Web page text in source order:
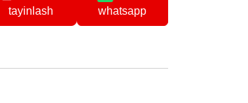
tayinlash
whatsapp